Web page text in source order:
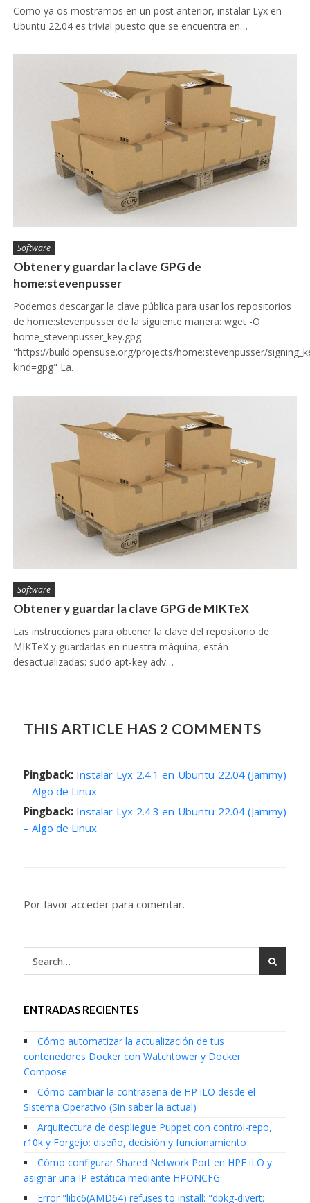
Como ya os mostramos en un post anterior, instalar Lyx en
Ubuntu 22.04 es trivial puesto que se encuentra en…
Software
Obtener y guardar la clave GPG de
home:stevenpusser
Podemos descargar la clave pública para usar los repositorios
de home:stevenpusser de la siguiente manera: wget -O
home_stevenpusser_key.gpg
"https://build.opensuse.org/projects/home:stevenpusser/
kind=gpg" La…
Software
Obtener y guardar la clave GPG de MIKTeX
Las instrucciones para obtener la clave del repositorio de
MIKTeX y guardarlas en nuestra máquina, están
desactualizadas: sudo apt-key adv…
THIS ARTICLE HAS 2 COMMENTS
Pingback: Instalar Lyx 2.4.1 en Ubuntu 22.04 (Jammy)
– Algo de Linux
Pingback: Instalar Lyx 2.4.3 en Ubuntu 22.04 (Jammy)
– Algo de Linux
Por favor acceder para comentar.
ENTRADAS RECIENTES
Cómo automatizar la actualización de tus
contenedores Docker con Watchtower y Docker
Compose
Cómo cambiar la contraseña de HP iLO desde el
Sistema Operativo (Sin saber la actual)
Arquitectura de despliegue Puppet con control-repo,
r10k y Forgejo: diseño, decisión y funcionamiento
Cómo configurar Shared Network Port en HPE iLO y
asignar una IP estática mediante HPONCFG
Error "libc6(AMD64) refuses to install: "dpkg-divert: